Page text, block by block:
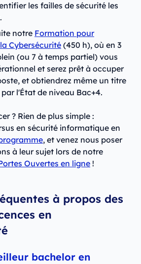
les failles de sécurité les
notre Formation pour
Cybersécurité (450 h), où en 3
(ou 7 à temps partiel) vous
et serez prêt à occuper
et obtiendrez même un titre
l'État de niveau Bac+4.
? Rien de plus simple :
en sécurité informatique en
, et venez nous poser
à leur sujet lors de notre
Ouvertes en ligne !
à propos des
en
bachelor en